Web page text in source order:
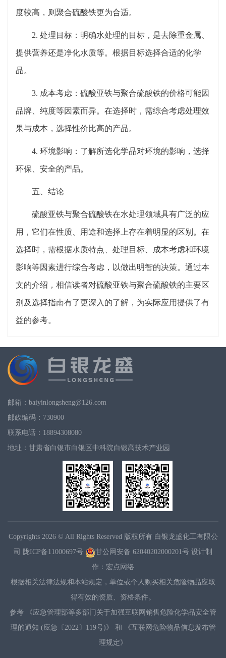
度较高，则聚合硫酸铁更为合适。
2. 处理目标：明确水处理的目标，是去除重金属、
提供营养还是净化水质等。根据目标选择合适的化学
品。
3. 成本考虑：硫酸亚铁与聚合硫酸铁的价格可能因
品牌、纯度等因素而异。在选择时，需综合考虑处理效
果与成本，选择性价比高的产品。
4. 环境影响：了解所选化学品对环境的影响，选择
环保、安全的产品。
五、结论
硫酸亚铁与聚合硫酸铁在水处理领域具有广泛的应
用，它们在性质、用途和选择上存在着明显的区别。在
选择时，需根据水质特点、处理目标、成本考虑和环境
影响等因素进行综合考虑，以做出明智的决策。通过本
文的介绍，相信读者对硫酸亚铁与聚合硫酸铁的主要区
别及选择指南有了更深入的了解，为实际应用提供了有
益的参考。
邮箱：baiyinlongsheng@126.com
邮政编码：730900
联系电话：18894308080
地址：甘肃省白银市白银区中科院白银高技术产业园
Copyrights 2026 © All Rights Reserved 版权所有 白银龙盛化工有限公
司
陇ICP备11000697号 甘公网安备 62040202000201号 设计制
作： 宏点网络
根据相关法律法规和本站规定，单位或个人购买相关危险物品应取
得有效的资质、资格条件。
参考
《应急管理部等多部门关于加强互联网销售危险化学品安全管
理的通知 (应急〔2022〕119号)》
和
《互联网危险物品信息发布管
理规定》